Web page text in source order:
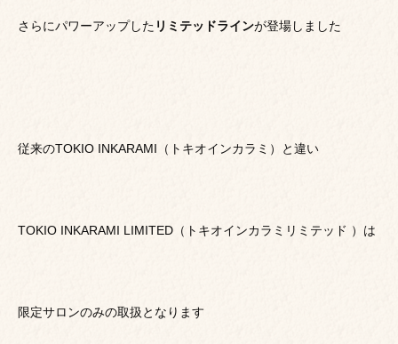
さらにパワーアップした リミテッドラインが登場しました
従来のTOKIO INKARAMI（トキオインカラミ）と違い
TOKIO INKARAMI LIMITED（トキオインカラミリミテッド ）は
限定サロンのみの取扱となります